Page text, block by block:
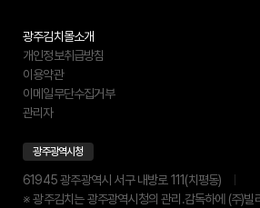
광주김치몰소개
개인정보취급방침
이용약관
이메일무단수집거부
관리자
광주광역시청
61945 광주광역시 서구 내방로 111(치평동)
※ 광주김치는 광주광역시청의 관리.감독하에 (주)빌